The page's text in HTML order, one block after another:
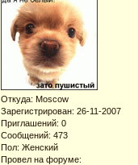
Откуда: Moscow
Зарегистрирован: 26-11-2007
Приглашений: 0
Сообщений: 473
Пол: Женский
Провел на форуме: